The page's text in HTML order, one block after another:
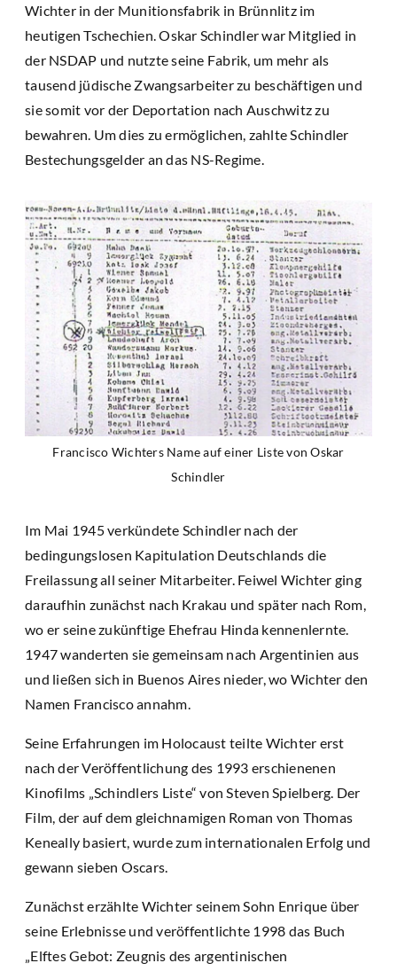
Wichter in der Munitionsfabrik in Brünnlitz im
heutigen Tschechien. Oskar Schindler war Mitglied in
der NSDAP und nutzte seine Fabrik, um mehr als
tausend jüdische Zwangsarbeiter zu beschäftigen und
sie somit vor der Deportation nach Auschwitz zu
bewahren. Um dies zu ermöglichen, zahlte Schindler
Bestechungsgelder an das NS-Regime.
Francisco Wichters Name auf einer Liste von Oskar
Schindler
Im Mai 1945 verkündete Schindler nach der
bedingungslosen Kapitulation Deutschlands die
Freilassung all seiner Mitarbeiter. Feiwel Wichter ging
daraufhin zunächst nach Krakau und später nach Rom,
wo er seine zukünftige Ehefrau Hinda kennenlernte.
1947 wanderten sie gemeinsam nach Argentinien aus
und ließen sich in Buenos Aires nieder, wo Wichter den
Namen Francisco annahm.
Seine Erfahrungen im Holocaust teilte Wichter erst
nach der Veröffentlichung des 1993 erschienenen
Kinofilms „Schindlers Liste“ von Steven Spielberg. Der
Film, der auf dem gleichnamigen Roman von Thomas
Keneally basiert, wurde zum internationalen Erfolg und
gewann sieben Oscars.
Zunächst erzählte Wichter seinem Sohn Enrique über
seine Erlebnisse und veröffentlichte 1998 das Buch
„Elftes Gebot: Zeugnis des argentinischen